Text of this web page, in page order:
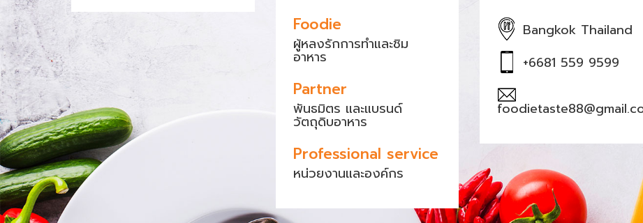
Foodie
ผู้หลงรักการทำและชิม
อาหาร
Partner
พันธมิตร และแบรนด์
วัตถุดิบอาหาร
Professional service
หน่วยงานและองค์กร
Bangkok Thailand
+6681 559 9599